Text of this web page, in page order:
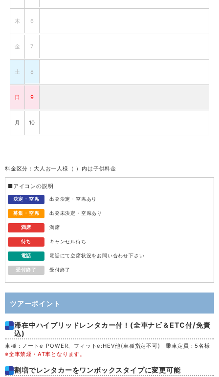
木 6
金 7
土 8
日 9
月 10
水 12
木 13
金 14
日 16
月 17
火 18
水 19
料金区分：大人お一人様（ ）内は子供料金
■アイコンの説明
決定・空席 出発決定・空席あり
募集・空席 出発未決定・空席あり
満席 満席
待ち キャンセル待ち
電話 電話にて空席状況をお問い合わせ下さい
受付終了 受付終了
ツアーポイント
滞在中ハイブリッドレンタカー付！(全車ナビ＆ETC付/免責
込)
車種：ノートe-POWER、フィットe:HEV他(車種指定不可) 乗車定員：5名様
※全車禁煙・AT車となります。
割増でレンタカーをワンボックスタイプに変更可能